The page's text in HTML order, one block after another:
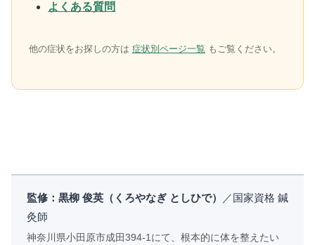
よくある質問
他の症状をお探しの方は 症状別ページ一覧 もご覧ください。
監修：黒柳 俊英（くろやなぎ としひで）
／国家資格 鍼
灸師
神奈川県小田原市成田394-1にて、根本的に体を整えたい